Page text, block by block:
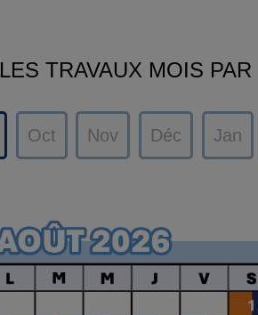
LES TRAVAUX MOIS
Oct Nov Déc Jan